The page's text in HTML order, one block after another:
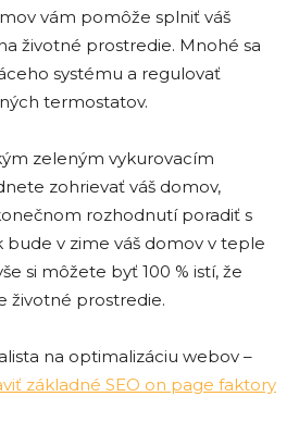
vám pomôže splniť váš
životné prostredie. Mnohé sa
systému a regulovať
termostatov.
zeleným vykurovacím
zohrievať váš domov,
rozhodnutí poradiť s
v zime váš domov v teple
si môžete byť 100 % istí, že
životné prostredie.
na optimalizáciu webov –
základné SEO on page faktory